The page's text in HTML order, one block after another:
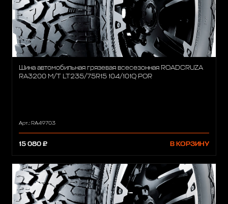
Шина автомобильная грязевая всесезонная ROADCRUZA
RA3200 M/T LT235/75R15 104/101Q POR
Арт.: RA49703
15 080 ₽ В КОРЗИНУ